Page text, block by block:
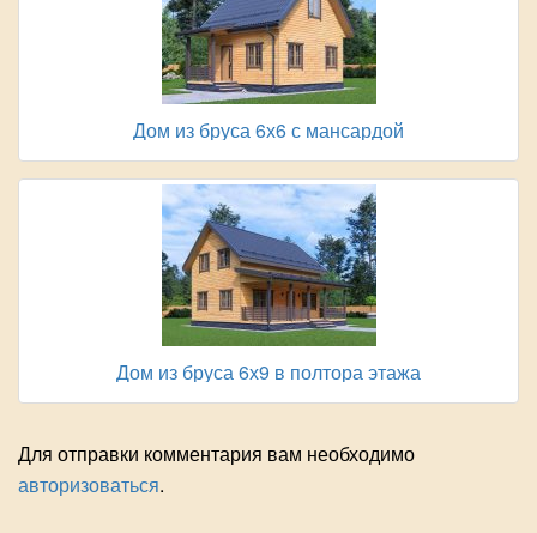
Дом из бруса 6х6 с мансардой
Дом из бруса 6х9 в полтора этажа
Для отправки комментария вам необходимо
авторизоваться.